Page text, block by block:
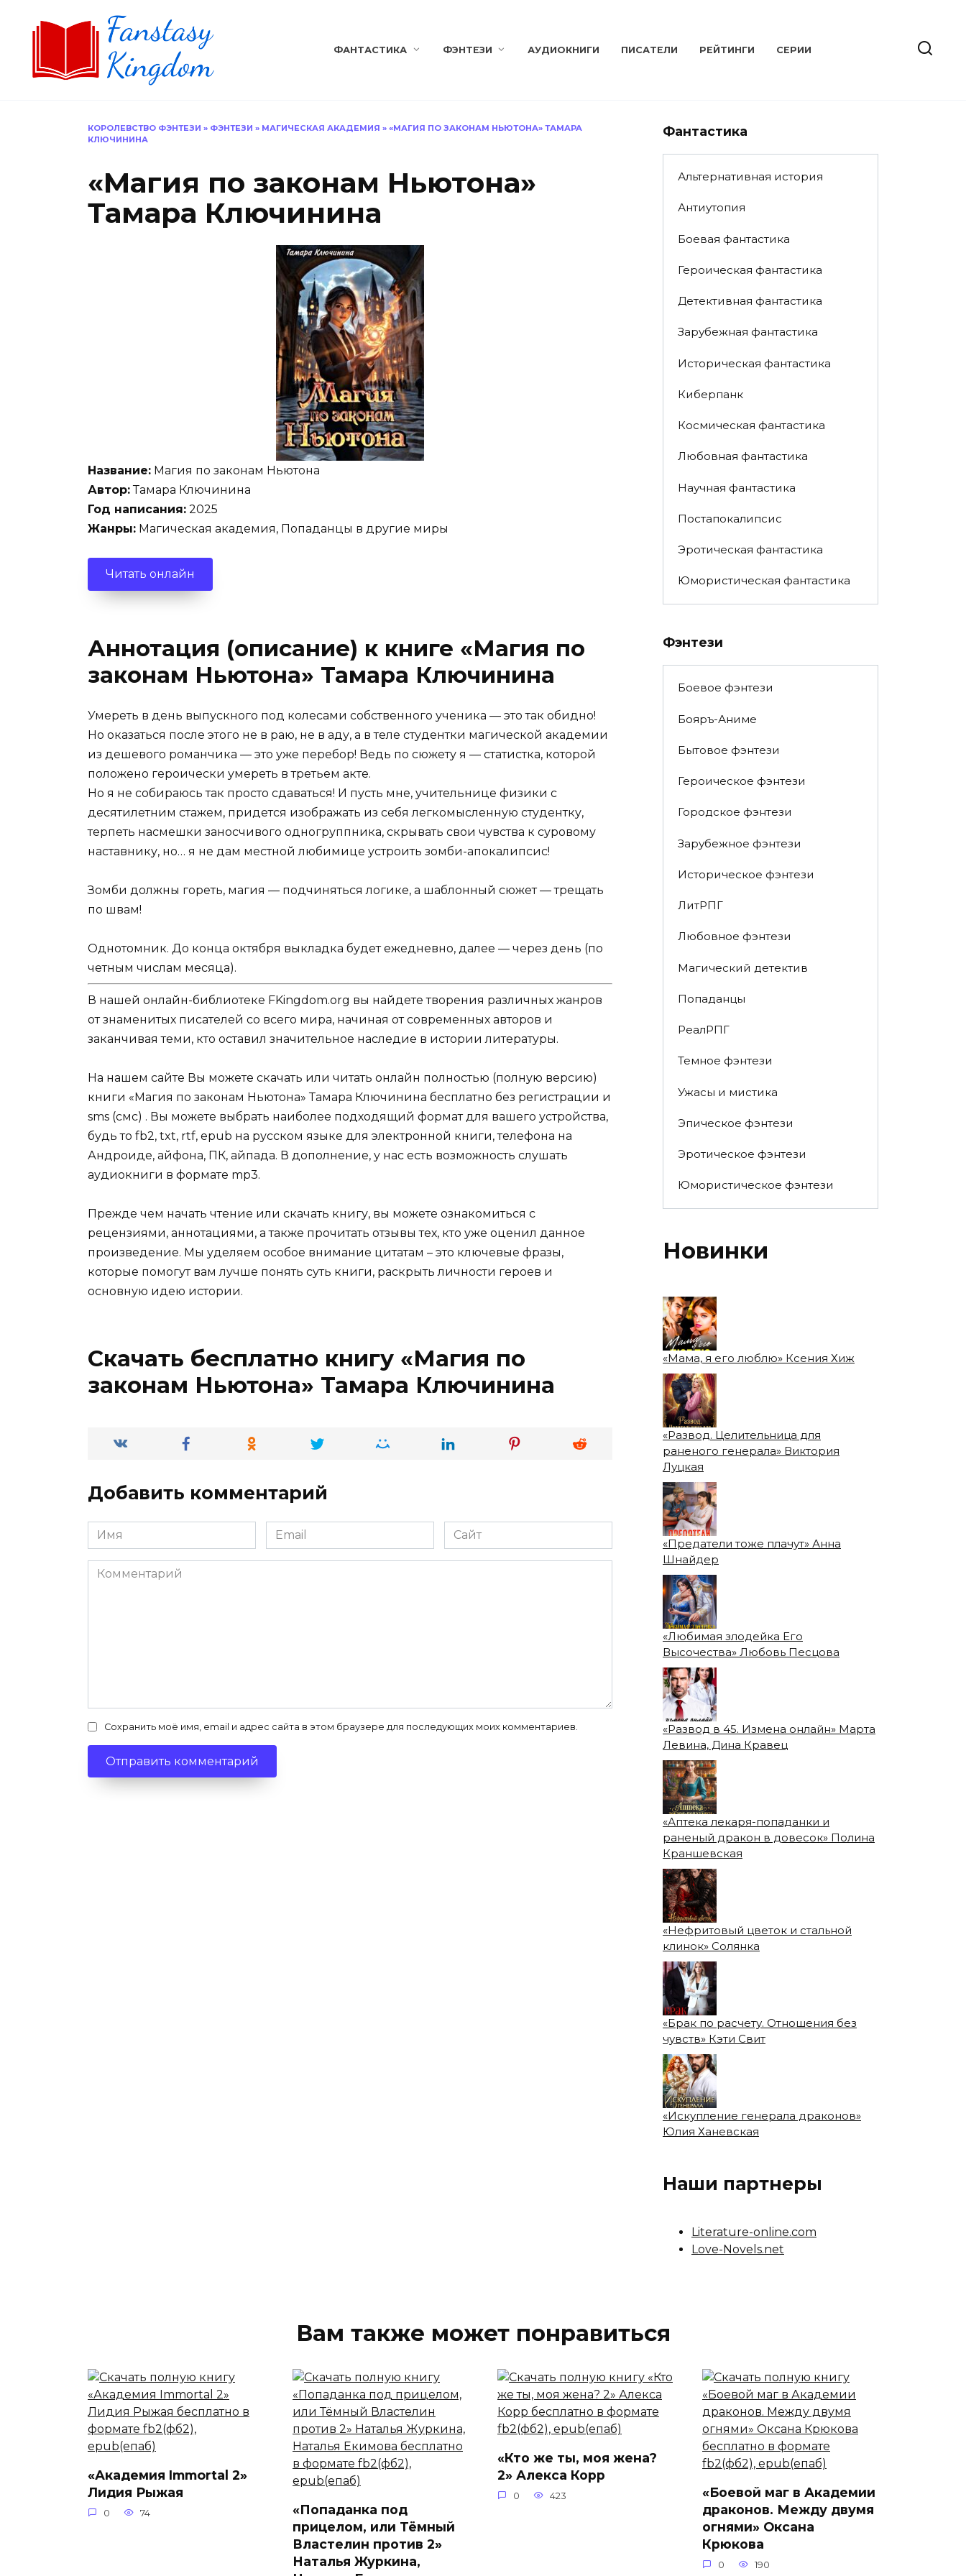
ФАНТАСТИКА ФЭНТЕЗИ АУДИОКНИГИ ПИСАТЕЛИ РЕЙТИНГИ СЕРИИ
КОРОЛЕВСТВО ФЭНТЕЗИ » ФЭНТЕЗИ » МАГИЧЕСКАЯ АКАДЕМИЯ » «МАГИЯ ПО ЗАКОНАМ НЬЮТОНА» ТАМАРА
КЛЮЧИНИНА
«Магия по законам Ньютона»
Тамара Ключинина
Название: Магия по законам Ньютона
Автор:Тамара Ключинина
Год написания: 2025
Жанры: Магическая академия, Попаданцы в другие миры
Читать онлайн
Аннотация (описание) к книге «Магия по
законам Ньютона» Тамара Ключинина
Умереть в день выпускного под колесами собственного ученика — это так обидно!
Но оказаться после этого не в раю, не в аду, а в теле студентки магической академии
из дешевого романчика — это уже перебор! Ведь по сюжету я — статистка, которой
положено героически умереть в третьем акте.
Но я не собираюсь так просто сдаваться! И пусть мне, учительнице физики с
десятилетним стажем, придется изображать из себя легкомысленную студентку,
терпеть насмешки заносчивого одногруппника, скрывать свои чувства к суровому
наставнику, но… я не дам местной любимице устроить зомби-апокалипсис!
Зомби должны гореть, магия — подчиняться логике, а шаблонный сюжет — трещать
по швам!
Однотомник. До конца октября выкладка будет ежедневно, далее — через день (по
четным числам месяца).
В нашей онлайн-библиотеке FKingdom.org вы найдете творения различных жанров
от знаменитых писателей со всего мира, начиная от современных авторов и
заканчивая теми, кто оставил значительное наследие в истории литературы.
На нашем сайте Вы можете скачать или читать онлайн полностью (полную версию)
книги «Магия по законам Ньютона» Тамара Ключинина бесплатно без регистрации и
sms (смс) . Вы можете выбрать наиболее подходящий формат для вашего устройства,
будь то fb2, txt, rtf, epub на русском языке для электронной книги, телефона на
Андроиде, айфона, ПК, айпада. В дополнение, у нас есть возможность слушать
аудиокниги в формате mp3.
Прежде чем начать чтение или скачать книгу, вы можете ознакомиться с
рецензиями, аннотациями, а также прочитать отзывы тех, кто уже оценил данное
произведение. Мы уделяем особое внимание цитатам – это ключевые фразы,
которые помогут вам лучше понять суть книги, раскрыть личности героев и
основную идею истории.
Скачать бесплатно книгу «Магия по
законам Ньютона» Тамара Ключинина
Добавить комментарий
Имя
*
Email
*
Сайт
Комментарий
Сохранить моё имя, email и адрес сайта в этом браузере для последующих моих комментариев.
Фантастика
Альтернативная история
Антиутопия
Боевая фантастика
Героическая фантастика
Детективная фантастика
Зарубежная фантастика
Историческая фантастика
Киберпанк
Космическая фантастика
Любовная фантастика
Научная фантастика
Постапокалипсис
Эротическая фантастика
Юмористическая фантастика
Фэнтези
Боевое фэнтези
Бояръ-Аниме
Бытовое фэнтези
Героическое фэнтези
Городское фэнтези
Зарубежное фэнтези
Историческое фэнтези
ЛитРПГ
Любовное фэнтези
Магический детектив
Попаданцы
РеалРПГ
Темное фэнтези
Ужасы и мистика
Эпическое фэнтези
Эротическое фэнтези
Юмористическое фэнтези
Новинки
«Мама, я его люблю» Ксения Хиж
«Развод. Целительница для
раненого генерала» Виктория
Луцкая
«Предатели тоже плачут» Анна
Шнайдер
«Любимая злодейка Его
Высочества» Любовь Песцова
«Развод в 45. Измена онлайн» Марта
Левина, Дина Кравец
«Аптека лекаря-попаданки и
раненый дракон в довесок» Полина
Краншевская
«Нефритовый цветок и стальной
клинок» Солянка
«Брак по расчету. Отношения без
чувств» Кэти Свит
«Искупление генерала драконов»
Юлия Ханевская
Наши партнеры
Literature-online.com
Love-Novels.net
Вам также может понравиться
«Академия Immortal 2»
Лидия Рыжая
0 74
«Попаданка под
прицелом, или Тёмный
Властелин против 2»
Наталья Журкина,
«Кто же ты, моя жена?
2» Алекса Корр
0 423
«Боевой маг в Академии
драконов. Между двумя
огнями» Оксана
Крюкова
0 190